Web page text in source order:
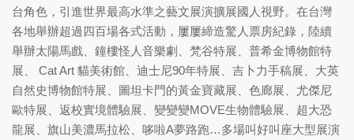
台角色，引進世界最高水準之藝文展演擴展國人視野。在台灣
各地舉辦超過四百場各式活動，屢屢締造驚人票房紀錄，陸續
舉辦太陽馬戲、鐘樓怪人音樂劇、梵谷特展、普希金博物館特
展、 Cat Art 貓美術館、迪士尼90年特展、吉卜力手稿展、大英
自然史博物館特展、圖坦卡門的黃金寶藏展、色廊展、尤傑尼
歐特展、返校實境體驗展、變變變MOVE生物體驗展、超大恐
龍展、旗山美濃馬拉松、哆啦A夢路跑…多場叫好叫座大型展演